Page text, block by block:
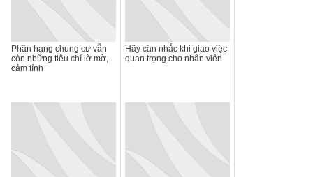
Phân hạng chung cư vẫn
còn những tiêu chí lờ mờ,
cảm tính
Hãy cân nhắc khi giao việc
quan trọng cho nhân viên